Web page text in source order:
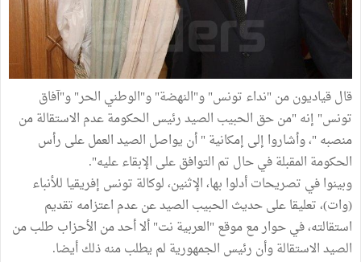
قال قياديون من "نداء تونس" و"النهضة" و"الوطني الحر" و"آفاق
تونس" إنه "من حق الحبيب الصيد رئيس الحكومة عدم الاستقالة من
منصبه "، وأشاروا إلى إمكانية " أن يواصل الصيد العمل على رأس
الحكومة المقبلة في حال تم التوافق على الإبقاء عليه".
وبينوا في تصريحات أدلوا بها، الإثنين، لوكالة تونس إفريقيا للأنباء
(وات)، تعليقا على حديث الحبيب الصيد عن عدم اعتزامه تقديم
استقالته، في حوار مع موقع "العربية نت" ألا أحد من الأحزاب طلب من
الصيد الاستقالة وأن رئيس الجمهورية لم يطلب منه ذلك أيضا.